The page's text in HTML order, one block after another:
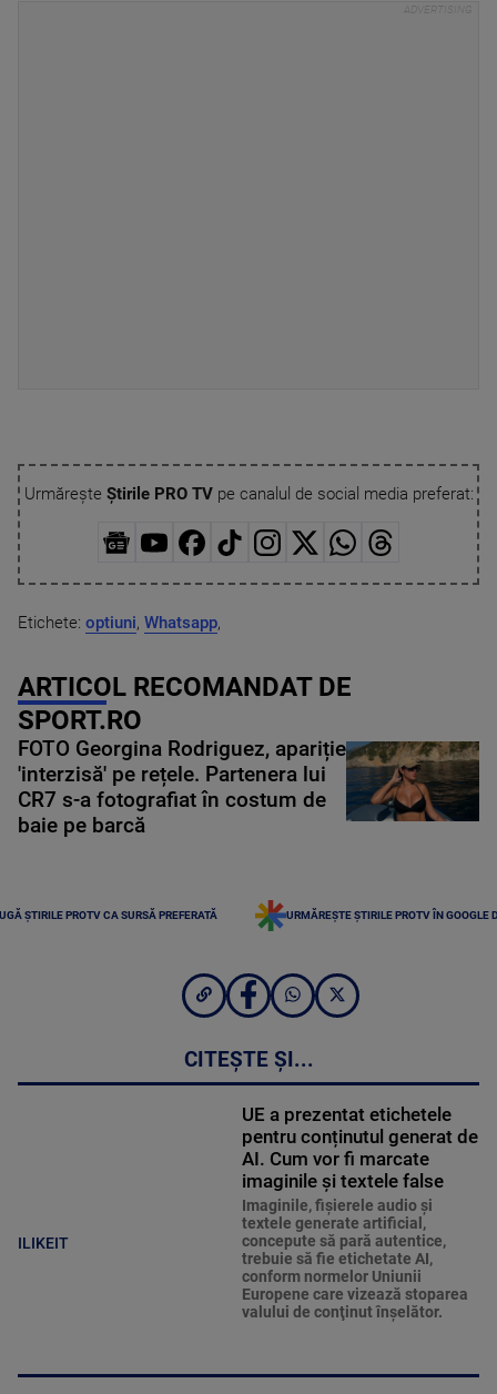
Urmărește Știrile PRO TVpe canalul de social media preferat:
Etichete: optiuni, Whatsapp,
ARTICOL RECOMANDAT DE
SPORT.RO
FOTO Georgina Rodriguez, apariție
'interzisă' pe rețele. Partenera lui
CR7 s-a fotografiat în costum de
baie pe barcă
ȘTIRILE PROTV CA SURSĂ PREFERATĂ URMĂREȘTE ȘTIRILE PROTV ÎN GOOGLE
CITEȘTE ȘI...
ILIKEIT
UE a prezentat etichetele
pentru conținutul generat de
AI. Cum vor fi marcate
imaginile și textele false
Imaginile, fişierele audio şi
textele generate artificial,
concepute să pară autentice,
trebuie să fie etichetate AI,
conform normelor Uniunii
Europene care vizează stoparea
valului de conţinut înşelător.